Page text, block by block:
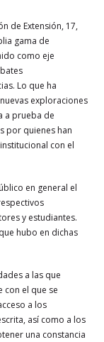
de Extensión, 17,
gama de
como eje
Lo que ha
exploraciones
a prueba de
por quienes han
con el
en general el
y estudiantes.
hubo en dichas
a las que
con el que se
a los
así como a los
una constancia